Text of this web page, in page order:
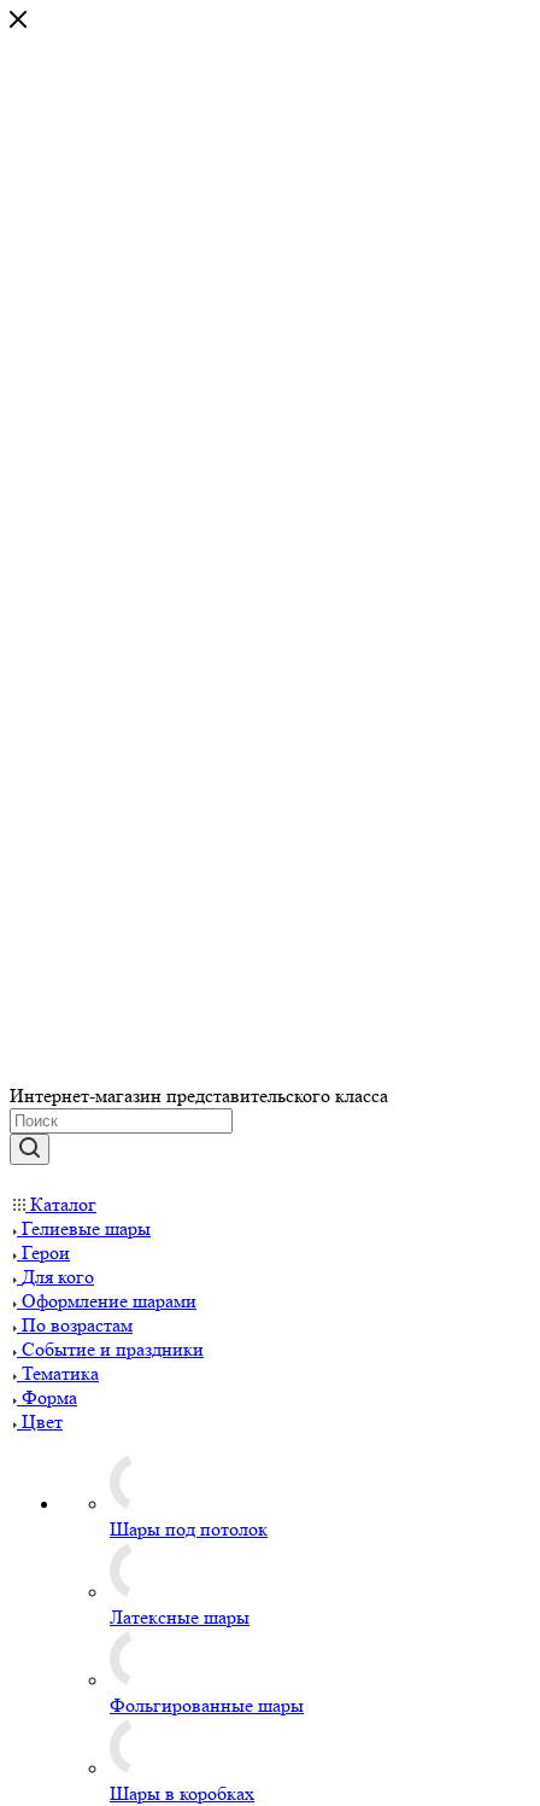
Интернет-магазин представительского класса
Каталог
Гелиевые шары
Герои
Для кого
Оформление шарами
По возрастам
Событие и праздники
Тематика
Форма
Цвет
Шары под потолок
Латексные шары
Фольгированные шары
Шары в коробках